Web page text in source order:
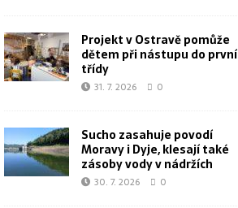
Projekt v Ostravě pomůže
dětem při nástupu do první
třídy
31. 7. 2026 0
Sucho zasahuje povodí
Moravy i Dyje, klesají také
zásoby vody v nádržích
30. 7. 2026 0